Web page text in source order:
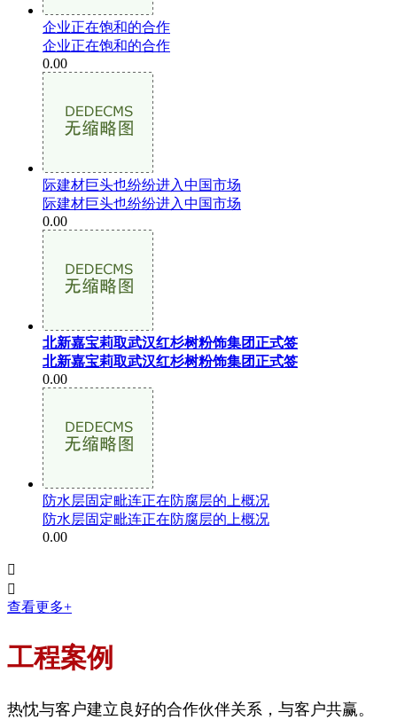
企业正在饱和的合作
企业正在饱和的合作
0.00
际建材巨头也纷纷进入中国市场
际建材巨头也纷纷进入中国市场
0.00
北新嘉宝莉取武汉红杉树粉饰集团正式签
北新嘉宝莉取武汉红杉树粉饰集团正式签
0.00
防水层固定毗连正在防腐层的上概况
防水层固定毗连正在防腐层的上概况
0.00


查看更多+
工程案例
热忱与客户建立良好的合作伙伴关系，与客户共赢。